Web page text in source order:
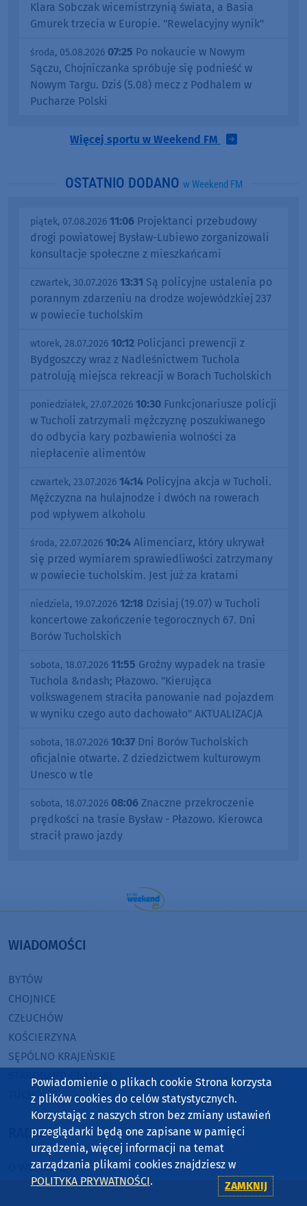
Klara Sobczak wicemistrzynią świata, a Basia
Gmurek trzecia w Europie. "Rewelacyjny wynik"
środa, 05.08.2026 07:25 Po nokaucie w Nowym
Sączu, Chojniczanka spróbuje się podnieść w
Nowym Targu. Dziś (5.08) mecz z Podhalem w
Pucharze Polski
Więcej sportu w Weekend FM
OSTATNIO DODANO w Weekend FM
piątek, 07.08.2026 11:06 Projektanci przebudowy
drogi powiatowej Bysław-Lubiewo zorganizowali
konsultacje społeczne z mieszkańcami
czwartek, 30.07.2026 13:31 Są policyjne ustalenia po
porannym zdarzeniu na drodze wojewódzkiej 237
w powiecie tucholskim
wtorek, 28.07.2026 10:12 Policjanci prewencji z
Bydgoszczy wraz z Nadleśnictwem Tuchola
patrolują miejsca rekreacji w Borach Tucholskich
poniedziałek, 27.07.2026 10:30 Funkcjonariusze policji
w Tucholi zatrzymali mężczyznę poszukiwanego
do odbycia kary pozbawienia wolności za
niepłacenie alimentów
czwartek, 23.07.2026 14:14 Policyjna akcja w Tucholi.
Mężczyzna na hulajnodze i dwóch na rowerach
pod wpływem alkoholu
środa, 22.07.2026 10:24 Alimenciarz, który ukrywał
się przed wymiarem sprawiedliwości zatrzymany
w powiecie tucholskim. Jest już za kratami
niedziela, 19.07.2026 12:18 Dzisiaj (19.07) w Tucholi
koncertowe zakończenie tegorocznych 67. Dni
Borów Tucholskich
sobota, 18.07.2026 11:55 Groźny wypadek na trasie
Tuchola &ndash; Płazowo. "Kierująca
volkswagenem straciła panowanie nad pojazdem
w wyniku czego auto dachowało" AKTUALIZACJA
sobota, 18.07.2026 10:37 Dni Borów Tucholskich
oficjalnie otwarte. Z dziedzictwem kulturowym
Unesco w tle
sobota, 18.07.2026 08:06 Znaczne przekroczenie
prędkości na trasie Bysław - Płazowo. Kierowca
stracił prawo jazdy
WIADOMOŚCI
BYTÓW
CHOJNICE
CZŁUCHÓW
KOŚCIERZYNA
SĘPÓLNO KRAJEŃSKIE
STAROGARD GDAŃSKI
TUCHOLA
RADIO
O WEEKEND FM
REKLAMA
Powiadomienie o plikach cookie Strona korzysta
z plików cookies do celów statystycznych.
Korzystając z naszych stron bez zmiany ustawień
przeglądarki będą one zapisane w pamięci
urządzenia, więcej informacji na temat
zarządzania plikami cookies znajdziesz w
POLITYKA PRYWATNOŚCI. ZAMKNIJ